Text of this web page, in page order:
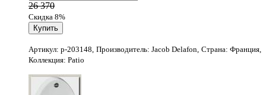
26 370
Скидка 8%
Артикул: p-203148, Производитель: Jacob Delafon, Страна: Франция,
Коллекция: Patio